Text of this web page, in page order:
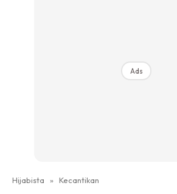
Ads
Hijabista » Kecantikan